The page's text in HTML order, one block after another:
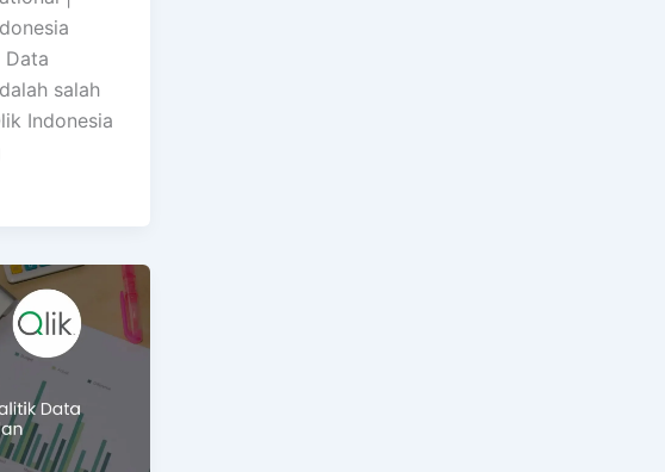
Data
salah
Indonesia